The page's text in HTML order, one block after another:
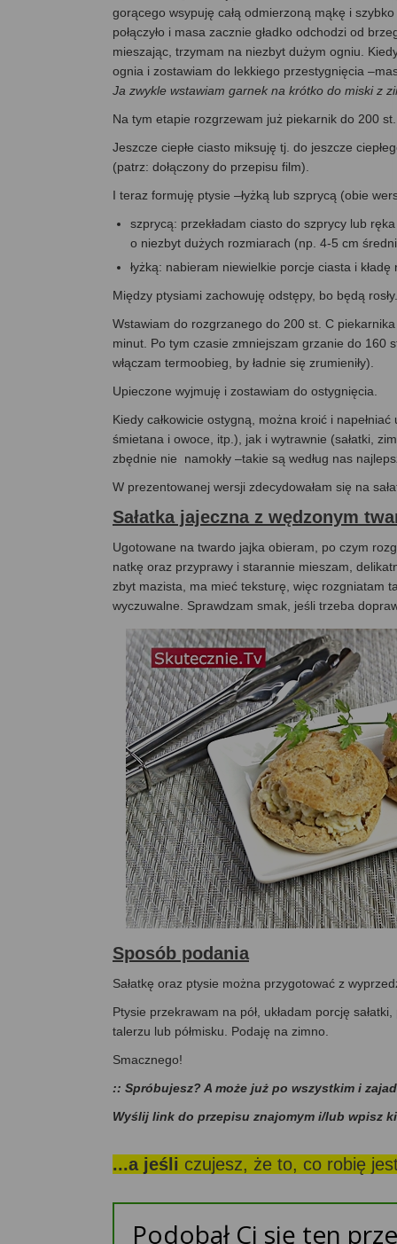
gorącego wsypuję całą odmierzoną mąkę i
połączyło i masa zacznie gładko odchodzi od
mieszając, trzymam na niezbyt dużym ogniu.
ognia i zostawiam do lekkiego przestygnięcia
Ja zwykle wstawiam garnek na krótko do miski z
Na tym etapie rozgrzewam już piekarnik do 200
Jeszcze ciepłe ciasto miksuję tj. do jeszcze
(patrz: dołączony do przepisu film).
I teraz formuję ptysie –łyżką lub szprycą (obie
szprycą: przekładam ciasto do szprycy lub
o niezbyt dużych rozmiarach (np. 4-5 cm
łyżką: nabieram niewielkie porcje ciasta i
Między ptysiami zachowuję odstępy, bo będą rosły.
Wstawiam do rozgrzanego do 200 st. C
minut. Po tym czasie zmniejszam grzanie do 160
włączam termoobieg, by ładnie się zrumieniły).
Upieczone wyjmuję i zostawiam do ostygnięcia.
Kiedy całkowicie ostygną, można kroić i
śmietana i owoce, itp.), jak i wytrawnie (sałatki,
zbędnie nie namokły –takie są według nas
W prezentowanej wersji zdecydowałam się na
Sałatka jajeczna z wędzonym
Ugotowane na twardo jajka obieram, po czym
natkę oraz przyprawy i starannie mieszam,
zbyt mazista, ma mieć teksturę, więc rozgniatam
wyczuwalne. Sprawdzam smak, jeśli trzeba
Sposób podania
Sałatkę oraz ptysie można przygotować z
Ptysie przekrawam na pół, układam porcję
talerzu lub półmisku. Podaję na zimno.
Smacznego!
:: Spróbujesz? A może już po wszystkim i
Wyślij link do przepisu znajomym i/lub wpisz
...a jeśli czujesz, że to, co robię
Podobał Ci się ten